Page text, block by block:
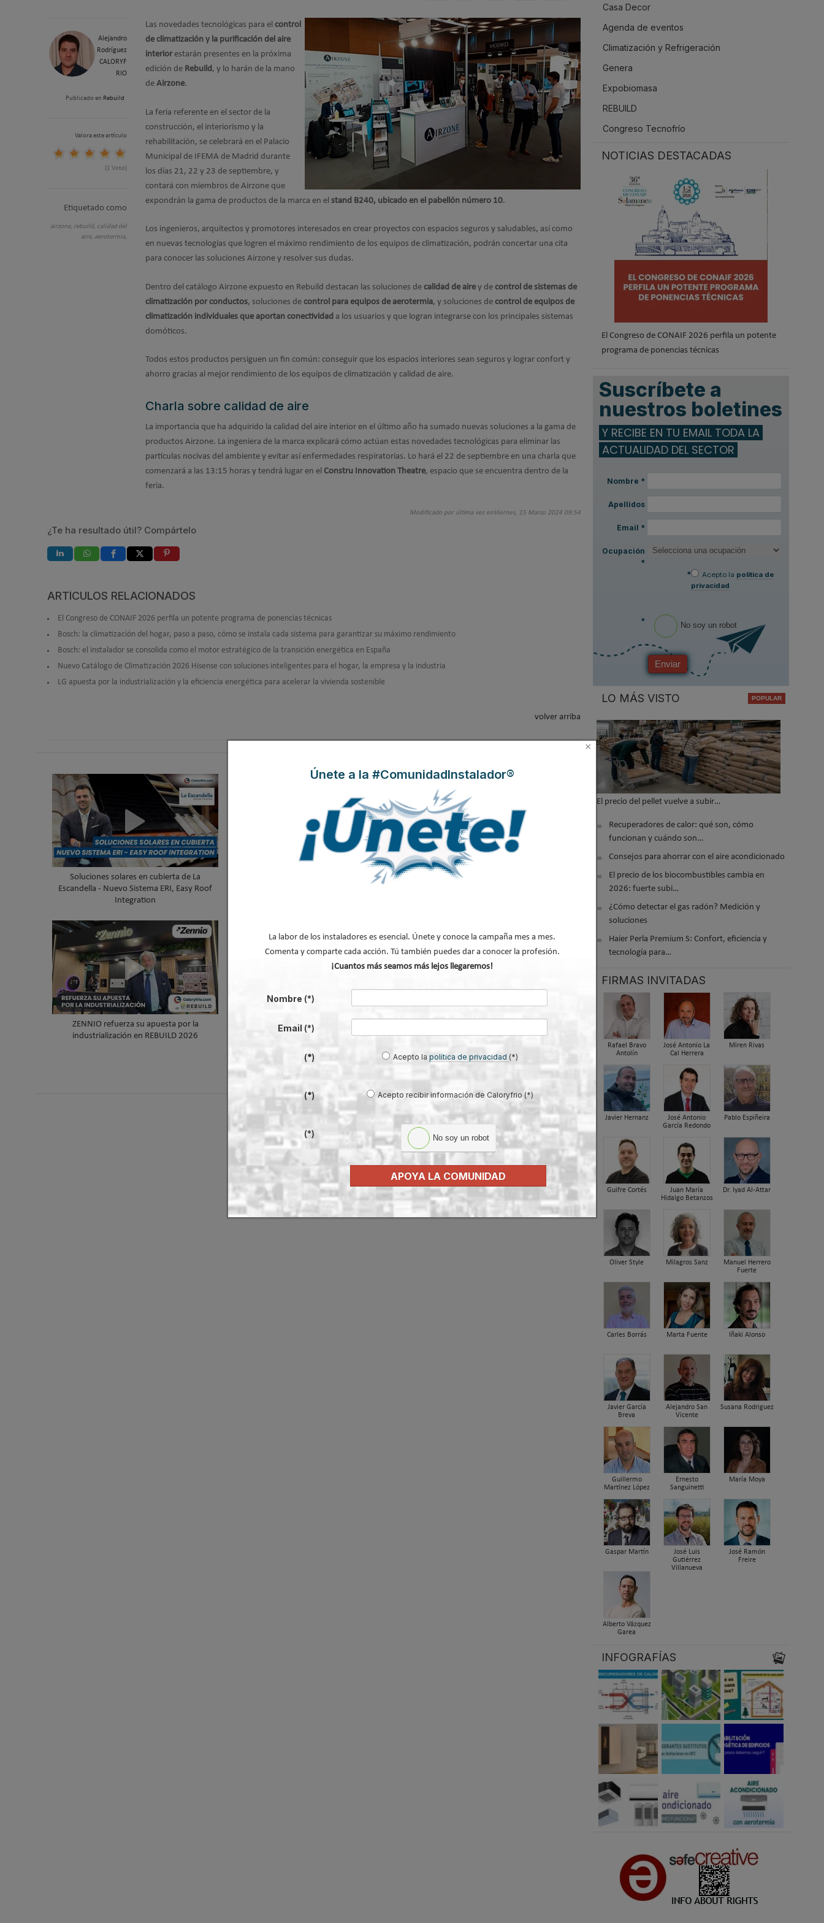
Alejandro
Rodríguez
CALORYF
RIO
Publicado en Rebuild
Valora este artículo
(1 Voto)
Etiquetado como
airzone, rebuild, calidad del
aire, aerotermia,
Las novedades tecnológicas para el control
de climatización y la purificación del aire
interiorestarán presentes en la próxima
edición de Rebuild, y lo harán de la mano
de Airzone.
La feria referente en el sector de la
construcción, el interiorismo y la
rehabilitación, se celebrará en el Palacio
Municipal de IFEMA de Madrid durante
los días 21, 22 y 23 de septiembre, y
contará con miembros de Airzone que
expondrán la gama de productos de la marca en el stand B240, ubicado en el pabellón número 10.
Los ingenieros, arquitectos y promotores interesados en crear proyectos con espacios seguros y saludables, así como
en nuevas tecnologías que logren el máximo rendimiento de los equipos de climatización, podrán concertar una cita
para conocer las soluciones Airzone y resolver sus dudas.
Dentro del catálogo Airzone expuesto en Rebuild destacan las soluciones de calidad de airey de control de sistemas de
climatización por conductos, soluciones de control para equipos de aerotermia, y soluciones de control de equipos de
climatización individuales que aportan conectividad a los usuarios y que logran integrarse con los principales sistemas
domóticos.
Todos estos productos persiguen un fin común: conseguir que los espacios interiores sean seguros y lograr confort y
ahorro gracias al mejor rendimiento de los equipos de climatización y calidad de aire.
Charla sobre calidad de aire
La importancia que ha adquirido la calidad del aire interior en el último año ha sumado nuevas soluciones a la gama de
productos Airzone. La ingeniera de la marca explicará cómo actúan estas novedades tecnológicas para eliminar las
partículas nocivas del ambiente y evitar así enfermedades respiratorias. Lo hará el 22 de septiembre en una charla que
comenzará a las 13:15 horas y tendrá lugar en el Constru Innovation Theatre, espacio que se encuentra dentro de la
feria.
Modificado por última vez enViernes, 15 Marzo 2024 09:54
¿Te ha resultado útil? Compártelo
ARTÍCULOS RELACIONADOS
El Congreso de CONAIF 2026 perfila un potente programa de ponencias técnicas
Bosch: la climatización del hogar, paso a paso, cómo se instala cada sistema para garantizar su máximo rendimiento
Bosch: el instalador se consolida como el motor estratégico de la transición energética en España
Nuevo Catálogo de Climatización 2026 Hisense con soluciones inteligentes para el hogar, la empresa y la industria
LG apuesta por la industrialización y la eficiencia energética para acelerar la vivienda sostenible
volver arriba
Soluciones solares en cubierta de La
Escandella - Nuevo Sistema ERI, Easy Roof
Integration
THERMIO® MAX con tecnología COOL-
SIBER impulsa la gestión integral de la
ZENNIO refuerza su apuesta por la
industrialización en REBUILD 2026
La Escandella presenta sus novedades en
cubiertas eficientes en REBUILD 2026
herramientas para mejorar la salud y el
aislamiento en conductos
Casa Decor
Agenda de eventos
Climatización y Refrigeración
Genera
Expobiomasa
REBUILD
Congreso Tecnofrío
NOTICIAS DESTACADAS
El Congreso de CONAIF 2026 perfila un potente
programa de ponencias técnicas
Suscríbete a
nuestros boletines
Y RECIBE EN TU EMAIL TODA LA
ACTUALIDAD DEL SECTOR
Nombre *
Apellidos
Email *
Ocupación
*
*
Acepto la política de
privacidad.
* No soy un robot
Enviar
LO MÁS VISTO
El precio del pellet vuelve a subir…
Recuperadores de calor: qué son, cómo
funcionan y cuándo son…
Consejos para ahorrar con el aire acondicionado
El precio de los biocombustibles cambia en
2026: fuerte subi…
¿Cómo detectar el gas radón? Medición y
soluciones
Haier Perla Premium S: Confort, eficiencia y
tecnología para…
FIRMAS INVITADAS
Rafael Bravo
Antolín
José Antonio La
Cal Herrera
Miren Rivas
Javier Hernanz
José Antonio
García Redondo
Pablo Espiñeira
Guifre Cortés
Juan María
Hidalgo Betanzos
Dr. Iyad Al-Attar
Oliver Style Milagros Sanz
Manuel Herrero
Fuerte
Carles Borrás Marta Fuente Iñaki Alonso
Javier García
Breva
Alejandro San
Vicente
Susana Rodriguez
Guillermo
Martínez López
Ernesto
Sanguinetti
María Moya
Gaspar Martín
José Luis
Gutiérrez
Villanueva
José Ramón
Freire
Alberto Vázquez
Garea
INFOGRAFÍAS
×
Únete a la #ComunidadInstalador®
La labor de los instaladores es esencial. Únete y conoce la campaña mes a mes.
Comenta y comparte cada acción. Tú también puedes dar a conocer la profesión.
¡Cuantos más seamos más lejos llegaremos!
Nombre (*)
Email (*)
(*) Acepto lapolítica de privacidad (*)
(*) Acepto recibir información de Caloryfrio (*)
(*) No soy un robot
APOYA LA COMUNIDAD